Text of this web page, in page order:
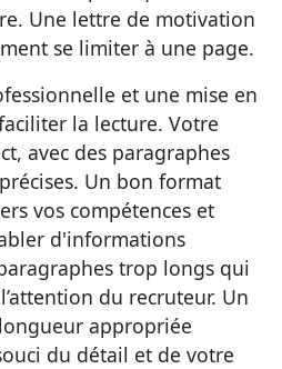
Une lettre de motivation
se limiter à une page.
et une mise en
la lecture. Votre
avec des paragraphes
Un bon format
vos compétences et
d'informations
trop longs qui
du recruteur. Un
appropriée
du détail et de votre